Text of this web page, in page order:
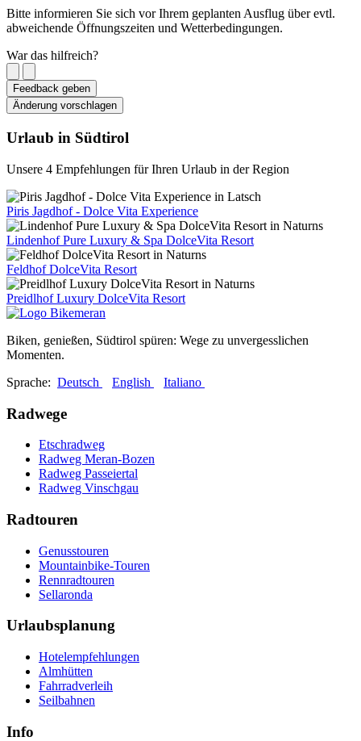
Bitte informieren Sie sich vor Ihrem geplanten Ausflug über evtl.
abweichende Öffnungszeiten und Wetterbedingungen.
War das hilfreich?
Feedback geben
Änderung vorschlagen
Urlaub in Südtirol
Unsere 4 Empfehlungen für Ihren Urlaub in der Region
Piris Jagdhof - Dolce Vita Experience
Lindenhof Pure Luxury & Spa DolceVita Resort
Feldhof DolceVita Resort
Preidlhof Luxury DolceVita Resort
Biken, genießen, Südtirol spüren: Wege zu unvergesslichen
Momenten.
Sprache: Deutsch English Italiano
Radwege
Etschradweg
Radweg Meran-Bozen
Radweg Passeiertal
Radweg Vinschgau
Radtouren
Genusstouren
Mountainbike-Touren
Rennradtouren
Sellaronda
Urlaubsplanung
Hotelempfehlungen
Almhütten
Fahrradverleih
Seilbahnen
Info